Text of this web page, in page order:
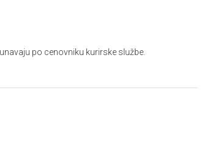
po cenovniku kurirske službe.